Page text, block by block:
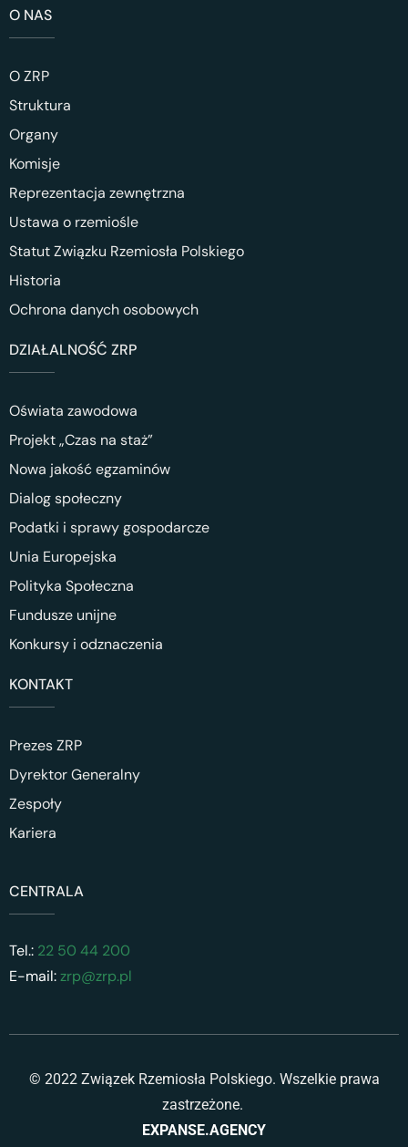
O NAS
O ZRP
Struktura
Organy
Komisje
Reprezentacja zewnętrzna
Ustawa o rzemiośle
Statut Związku Rzemiosła Polskiego
Historia
Ochrona danych osobowych
DZIAŁALNOŚĆ ZRP
Oświata zawodowa
Projekt „Czas na staż”
Nowa jakość egzaminów
Dialog społeczny
Podatki i sprawy gospodarcze
Unia Europejska
Polityka Społeczna
Fundusze unijne
Konkursy i odznaczenia
KONTAKT
Prezes ZRP
Dyrektor Generalny
Zespoły
Kariera
CENTRALA
Tel.: 22 50 44 200
E-mail:zrp@zrp.pl
© 2022 Związek Rzemiosła Polskiego. Wszelkie prawa
zastrzeżone.
EXPANSE.AGENCY